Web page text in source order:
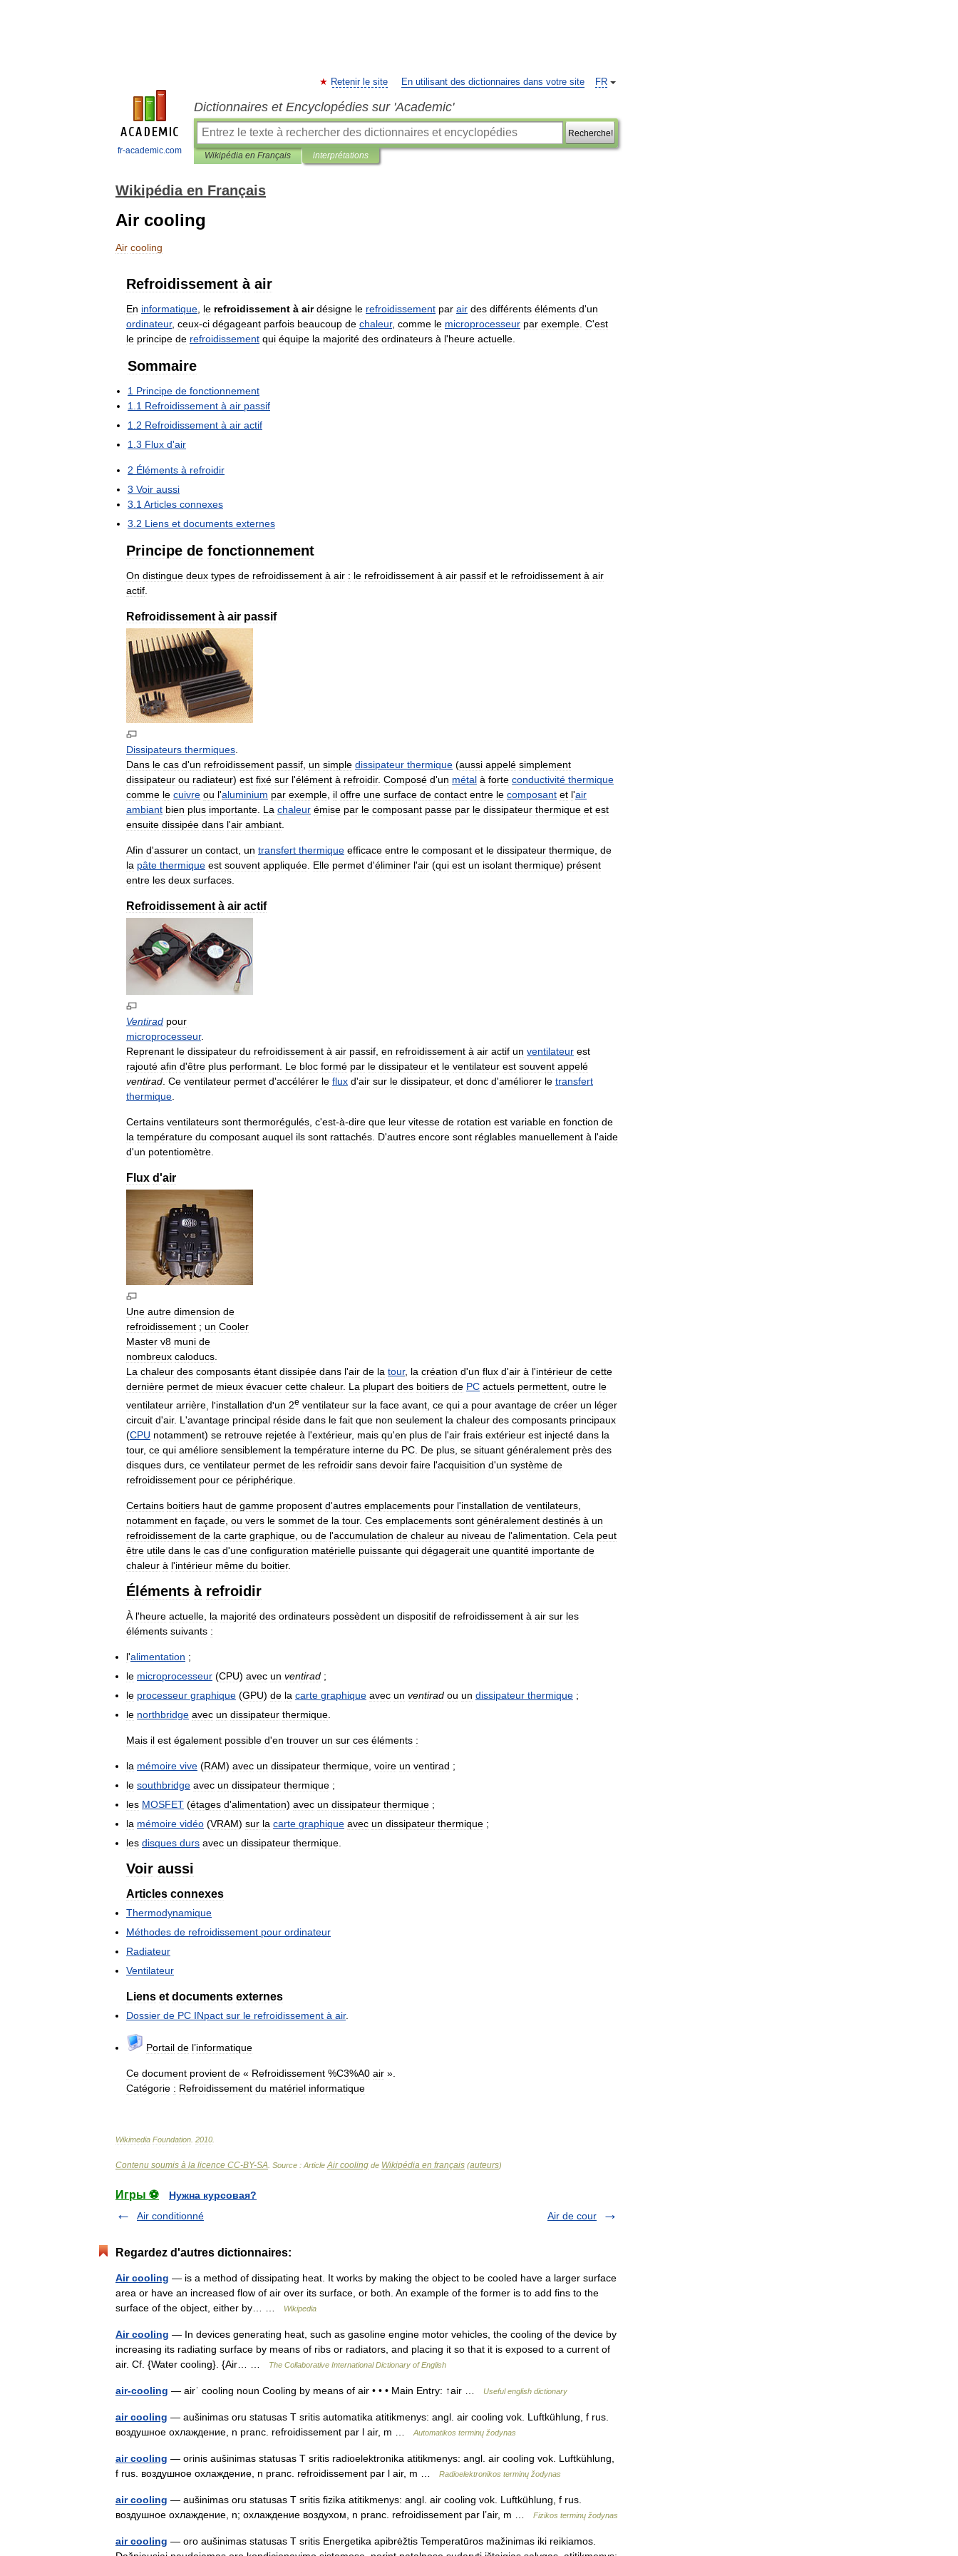
fr-academic.com
FR
Retenir le site En utilisant des dictionnaires dans votre site
Dictionnaires et Encyclopédies sur 'Academic'
Recherche!
Wikipédia en Français interprétations
Wikipédia en Français
Air cooling
Air cooling
Refroidissement à air
En informatique le refroidissement à air désigne le refroidissement par air des différents éléments d'un
ordinateur, ceux-ci dégageant parfois beaucoup de chaleur, comme le microprocesseur par exemple C'est
le principe de refroidissement qui équipe la majorité des ordinateurs à l'heure actuelle
Sommaire
1 Principe de fonctionnement
1 1 Refroidissement à air passif
1 2 Refroidissement à air actif
1 3 Flux d'air
2 Éléments à refroidir
3 Voir aussi
3 1 Articles connexes
3 2 Liens et documents externes
Principe de fonctionnement
On distingue deux types de refroidissement à air : le refroidissement à air passif et le refroidissement à air
actif
Refroidissement à air passif
Dissipateurs thermiques
Dans le cas d'un refroidissement passif un simple dissipateur thermique (aussi appelé simplement
dissipateur ou radiateur) est fixé sur l'élément à refroidir. Composé d'un métal à forte conductivité thermique
comme le cuivre ou l'aluminium par exemple il offre une surface de contact entre le composant et l'air
ambiant bien plus importante La chaleur émise par le composant passe par le dissipateur thermique et est
ensuite dissipée dans l'air ambiant
Afin d'assurer un contact un transfert thermique efficace entre le composant et le dissipateur thermique de
la pâte thermique est souvent appliquée Elle permet d'éliminer l'air (qui est un isolant thermique) présent
entre les deux surfaces
Refroidissement à air actif
Ventirad pour
microprocesseur.
Reprenant le dissipateur du refroidissement à air passif en refroidissement à air actif un ventilateur est
rajouté afin d'être plus performant Le bloc formé par le dissipateur et le ventilateur est souvent appelé
ventirad Ce ventilateur permet d'accélérer le flux d'air sur le dissipateur, et donc d'améliorer le transfert
thermique
Certains ventilateurs sont thermorégulés c'est-à-dire que leur vitesse de rotation est variable en fonction de
la température du composant auquel ils sont rattachés D'autres encore sont réglables manuellement à l'aide
d'un potentiomètre
Flux d'air
Une autre dimension de
refroidissement ; un Cooler
Master v8 muni de
nombreux caloducs
La chaleur des composants étant dissipée dans l'air de la tour, la création d'un flux d'air à l'intérieur de cette
dernière permet de mieux évacuer cette chaleur. La plupart des boitiers de PC actuels permettent outre le
ventilateur arrière l'installation d'un 2e ventilateur sur la face avant ce qui a pour avantage de créer un léger
circuit d'air. L 'avantage principal réside dans le fait que non seulement la chaleur des composants principaux
(CPU notamment) se retrouve rejetée à l'extérieur, mais qu'en plus de l'air frais extérieur est injecté dans la
tour, ce qui améliore sensiblement la température interne du PC De plus se situant généralement près des
disques durs ce ventilateur permet de les refroidir sans devoir faire l'acquisition d'un système de
refroidissement pour ce périphérique
Certains boitiers haut de gamme proposent d'autres emplacements pour l'installation de ventilateurs
notamment en façade ou vers le sommet de la tour. Ces emplacements sont généralement destinés à un
refroidissement de la carte graphique ou de l'accumulation de chaleur au niveau de l'alimentation Cela peut
être utile dans le cas d'une configuration matérielle puissante qui dégagerait une quantité importante de
chaleur à l'intérieur même du boitier.
Éléments à refroidir
À l'heure actuelle la majorité des ordinateurs possèdent un dispositif de refroidissement à air sur les
éléments suivants :
l'alimentation ;
le microprocesseur (CPU) avec un ventirad ;
le processeur graphique (GPU) de la carte graphique avec un ventirad ou un dissipateur thermique ;
le northbridge avec un dissipateur thermique
Mais il est également possible d'en trouver un sur ces éléments :
la mémoire vive (RAM) avec un dissipateur thermique voire un ventirad ;
le southbridge avec un dissipateur thermique ;
les MOSFET (étages d'alimentation) avec un dissipateur thermique ;
la mémoire vidéo (VRAM) sur la carte graphique avec un dissipateur thermique ;
les disques durs avec un dissipateur thermique
Voir aussi
Articles connexes
Thermodynamique
Méthodes de refroidissement pour ordinateur
Radiateur
Ventilateur
Liens et documents externes
Dossier de PC INpact sur le refroidissement à air.
Portail de l’informatique
Ce document provient de « Refroidissement %C3%A0 air ».
Catégorie : Refroidissement du matériel informatique
Wikimedia Foundation 2010
Contenu soumis à la licence CC-BY-SA . Source : Article Air cooling de Wikipédia en français (auteurs)
Игры ⚽
Нужна курсовая?
Air conditionné
Air de cour
Regardez d'autres dictionnaires:
Air cooling — is a method of dissipating heat. It works by making the object to be cooled have a larger surface
area or have an increased flow of air over its surface, or both. An example of the former is to add fins to the
surface of the object, either by… …
Wikipedia
Air cooling — In devices generating heat, such as gasoline engine motor vehicles, the cooling of the device by
increasing its radiating surface by means of ribs or radiators, and placing it so that it is exposed to a current of
air. Cf. {Water cooling}. {Air… …
The Collaborative International Dictionary of English
air-cooling — airˈ cooling noun Cooling by means of air • • • Main Entry: ↑air … Useful english dictionary
air cooling — aušinimas oru statusas T sritis automatika atitikmenys: angl. air cooling vok. Luftkühlung, f rus.
воздушное охлаждение, n pranc. refroidissement par l air, m …
Automatikos terminų žodynas
air cooling — orinis aušinimas statusas T sritis radioelektronika atitikmenys: angl. air cooling vok. Luftkühlung,
f rus. воздушное охлаждение, n pranc. refroidissement par l air, m …
Radioelektronikos terminų žodynas
air cooling — aušinimas oru statusas T sritis fizika atitikmenys: angl. air cooling vok. Luftkühlung, f rus.
воздушное охлаждение, n; охлаждение воздухом, n pranc. refroidissement par l’air, m …
Fizikos terminų žodynas
air cooling — oro aušinimas statusas T sritis Energetika apibrėžtis Temperatūros mažinimas iki reikiamos.